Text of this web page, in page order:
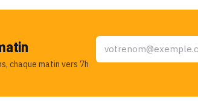
chaque matin vers 7h